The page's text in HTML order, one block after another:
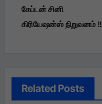
கேப்டன் சினி
கிரியேஷன்ஸ் நிறுவனம் !!
Related Posts